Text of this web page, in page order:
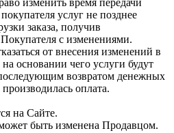
изменить время передачи
услуг не позднее
заказа, получив
с изменениями.
от внесения изменений в
основании чего услуги будут
возвратом денежных
оплата.
на Сайте.
быть изменена Продавцом.